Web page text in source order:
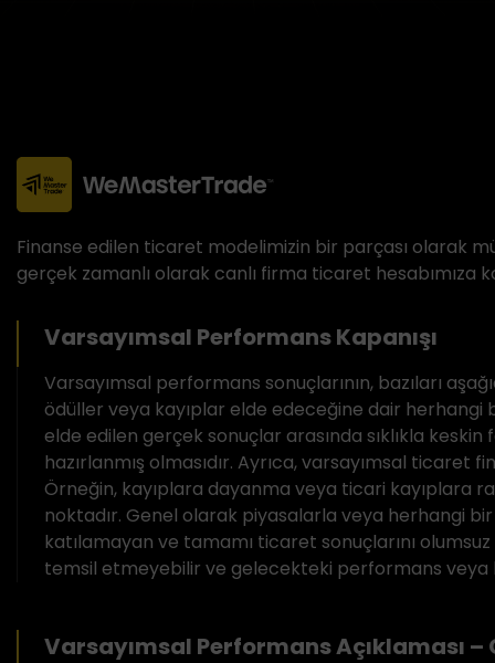
Finanse edilen ticaret modelimizin bir parçası olarak
gerçek zamanlı olarak canlı firma ticaret hesabımıza
Varsayımsal Performans Kapanışı
Varsayımsal performans sonuçlarının, bazıları
ödüller veya kayıplar elde edeceğine dair
elde edilen gerçek sonuçlar arasında sıklıkla
hazırlanmış olmasıdır. Ayrıca, varsayımsal
Örneğin, kayıplara dayanma veya ticari kayıplara
noktadır. Genel olarak piyasalarla veya herhangi
katılamayan ve tamamı ticaret sonuçlarını
temsil etmeyebilir ve gelecekteki performans veya
Varsayımsal Performans Açıklaması –